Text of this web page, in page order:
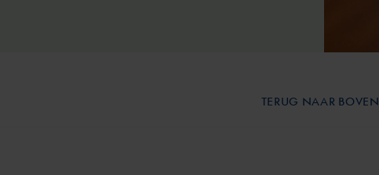
TERUG NAAR BOVEN